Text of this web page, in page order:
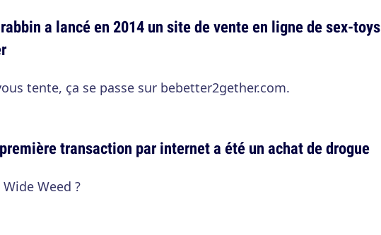
a lancé en 2014 un site de vente en ligne de sex-toys
tente, ça se passe sur bebetter2gether.com.
transaction par internet a été un achat de drogue
Weed ?